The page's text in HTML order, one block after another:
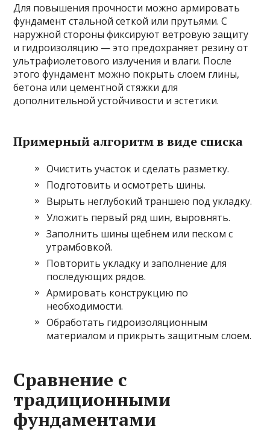
Для повышения прочности можно армировать
фундамент стальной сеткой или прутьями. С
наружной стороны фиксируют ветровую защиту
и гидроизоляцию — это предохраняет резину от
ультрафиолетового излучения и влаги. После
этого фундамент можно покрыть слоем глины,
бетона или цементной стяжки для
дополнительной устойчивости и эстетики.
Примерный алгоритм в виде списка
Очистить участок и сделать разметку.
Подготовить и осмотреть шины.
Вырыть неглубокий траншею под укладку.
Уложить первый ряд шин, выровнять.
Заполнить шины щебнем или песком с
утрамбовкой.
Повторить укладку и заполнение для
последующих рядов.
Армировать конструкцию по
необходимости.
Обработать гидроизоляционным
материалом и прикрыть защитным слоем.
Сравнение с
традиционными
фундаментами